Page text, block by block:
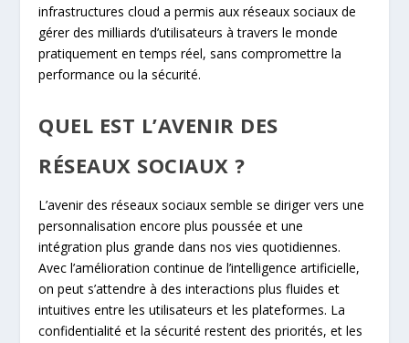
infrastructures cloud a permis aux réseaux sociaux de
gérer des milliards d’utilisateurs à travers le monde
pratiquement en temps réel, sans compromettre la
performance ou la sécurité.
QUEL EST L’AVENIR DES
RÉSEAUX SOCIAUX ?
L’avenir des réseaux sociaux semble se diriger vers une
personnalisation encore plus poussée et une
intégration plus grande dans nos vies quotidiennes.
Avec l’amélioration continue de l’intelligence artificielle,
on peut s’attendre à des interactions plus fluides et
intuitives entre les utilisateurs et les plateformes. La
confidentialité et la sécurité restent des priorités, et les